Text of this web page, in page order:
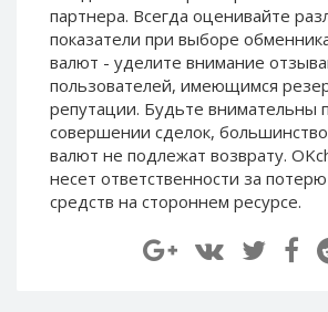
партнера. Всегда оценивайте
показатели при выборе
валют - уделите внимание
пользователей, имеющимся
репутации. Будьте внимательны
совершении сделок,
валют не подлежат возврату.
несет ответственности за
средств на стороннем ресурсе.
Payoneer EUR
Revolut Binance USD
(BUSD)
Revolut USD
Revolut EUR
Revolut GBP
Global24 UAH
Piastrix RUB
(BUSD)